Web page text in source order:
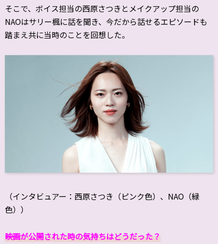
そこで、ボイス担当の西原さつきとメイクアップ担当の
NAOはサリー楓に話を聞き、今だから話せるエピソードも
踏まえ共に当時のことを回想した。
（インタビュアー：西原さつき（ピンク色）、NAO（緑
色））
――映画が公開された時の気持ちはどうだった？